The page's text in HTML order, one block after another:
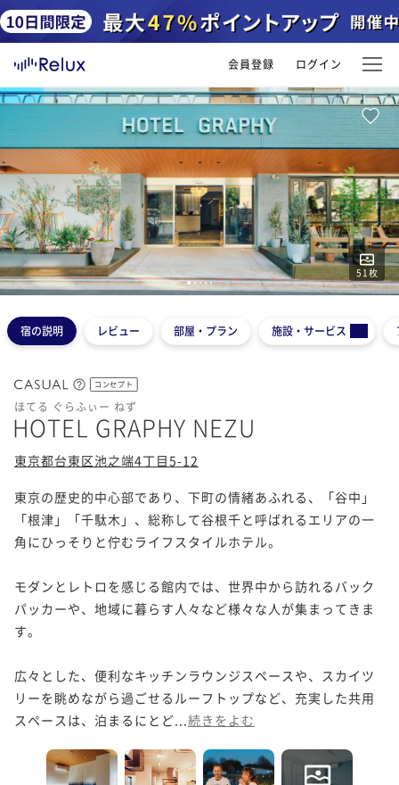
会員登録 ログイン
51 枚
12345
宿の説明 レビュー 部屋・プラン 施設・サービス
コンセプト
ほてる ぐらふぃー ねず
HOTEL GRAPHY NEZU
東京都台東区池之端4丁目5-12
東京の歴史的中心部であり、下町の情緒あふれる、「谷中」
「根津」「千駄木」、総称して谷根千と呼ばれるエリアの一
角にひっそりと佇むライフスタイルホテル。
モダンとレトロを感じる館内では、世界中から訪れるバック
パッカーや、地域に暮らす人々など様々な人が集まってきま
す。
広々とした、便利なキッチンラウンジスペースや、スカイツ
リーを眺めながら過ごせるルーフトップなど、充実した共用
スペースは、泊まるにとど... 続きをよむ